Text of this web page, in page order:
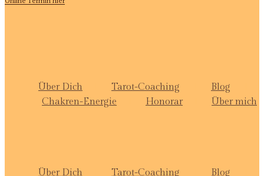
Über Dich Tarot-Coaching
Blog
Chakren-Energie
Honorar Über mich
Über Dich Tarot-Coaching
Blog